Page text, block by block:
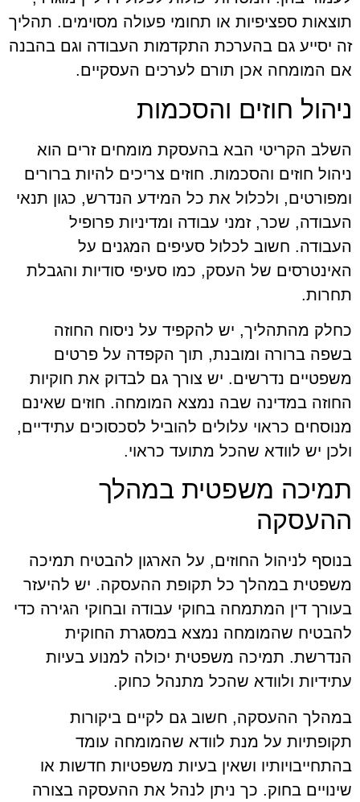
תוצאות ספציפיות או תחומי פעולה מסוימים. תהליך
זה יסייע גם בהערכת התקדמות העבודה וגם בהבנה
אם המומחה אכן תורם לערכים העסקיים.
ניהול חוזים והסכמות
השלב הקריטי הבא בהעסקת מומחים זרים הוא
ניהול חוזים והסכמות. חוזים צריכים להיות ברורים
ומפורטים, ולכלול את כל המידע הנדרש, כגון תנאי
העבודה, שכר, זמני עבודה ומדיניות פרופיל
העבודה. חשוב לכלול סעיפים המגנים על
האינטרסים של העסק, כמו סעיפי סודיות והגבלת
תחרות.
כחלק מהתהליך, יש להקפיד על ניסוח החוזה
בשפה ברורה ומובנת, תוך הקפדה על פרטים
משפטיים נדרשים. יש צורך גם לבדוק את חוקיות
החוזה במדינה שבה נמצא המומחה. חוזים שאינם
מנוסחים כראוי עלולים להוביל לסכסוכים עתידיים,
ולכן יש לוודא שהכל מתועד כראוי.
תמיכה משפטית במהלך
ההעסקה
בנוסף לניהול החוזים, על הארגון להבטיח תמיכה
משפטית במהלך כל תקופת ההעסקה. יש להיעזר
בעורך דין המתמחה בחוקי עבודה ובחוקי הגירה כדי
להבטיח שהמומחה נמצא במסגרת החוקית
הנדרשת. תמיכה משפטית יכולה למנוע בעיות
עתידיות ולוודא שהכל מתנהל כחוק.
במהלך ההעסקה, חשוב גם לקיים ביקורות
תקופתיות על מנת לוודא שהמומחה עומד
בהתחייבויותיו ושאין בעיות משפטיות חדשות או
שינויים בחוק. כך ניתן לנהל את ההעסקה בצורה